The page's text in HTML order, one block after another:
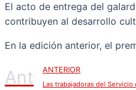
El acto de entrega del
contribuyen al desarrollo
En la edición anterior, el
Ant ANTERIOR
Las trabajadoras del